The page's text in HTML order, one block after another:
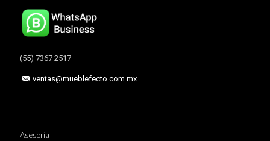
(55) 7367 2517
ventas@mueblefecto.com.mx
Asesoría